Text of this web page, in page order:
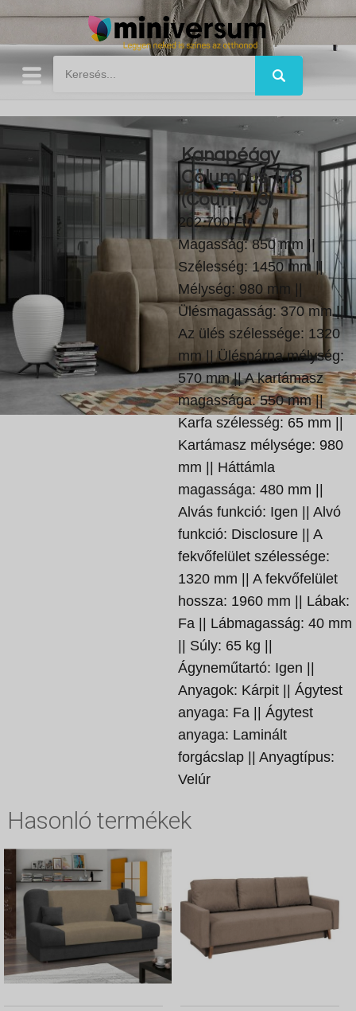
Kanapéágy
Columbus 178
(Country 3)
202.700 Ft
Magasság: 850 mm ||
Szélesség: 1450 mm ||
Mélység: 980 mm ||
Ülésmagasság: 370 mm ||
Az ülés szélessége: 1320
mm || Üléspárna mélység:
570 mm || A kartámasz
magassága: 550 mm ||
Karfa szélesség: 65 mm ||
Kartámasz mélysége: 980
mm || Háttámla
magassága: 480 mm ||
Alvás funkció: Igen || Alvó
funkció: Disclosure || A
fekvőfelület szélessége:
1320 mm || A fekvőfelület
hossza: 1960 mm || Lábak:
Fa || Lábmagasság: 40 mm
|| Súly: 65 kg ||
Ágyneműtartó: Igen ||
Anyagok: Kárpit || Ágytest
anyaga: Fa || Ágytest
anyaga: Laminált
forgácslap || Anyagtípus:
Velúr
Hasonló termékek